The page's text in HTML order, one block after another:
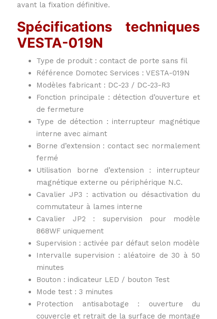
avant la fixation définitive.
Spécifications techniques
VESTA-019N
Type de produit : contact de porte sans fil
Référence Domotec Services : VESTA-019N
Modèles fabricant : DC-23 / DC-23-R3
Fonction principale : détection d’ouverture et
de fermeture
Type de détection : interrupteur magnétique
interne avec aimant
Borne d’extension : contact sec normalement
fermé
Utilisation borne d’extension : interrupteur
magnétique externe ou périphérique N.C.
Cavalier JP3 : activation ou désactivation du
commutateur à lames interne
Cavalier JP2 : supervision pour modèle
868WF uniquement
Supervision : activée par défaut selon modèle
Intervalle supervision : aléatoire de 30 à 50
minutes
Bouton : indicateur LED / bouton Test
Mode test : 3 minutes
Protection antisabotage : ouverture du
couvercle et retrait de la surface de montage